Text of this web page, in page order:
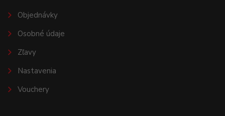
Objednávky
Osobné údaje
Zľavy
Nastavenia
Vouchery